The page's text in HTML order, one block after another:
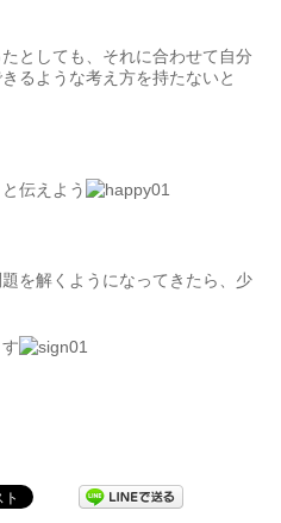
としても、それに合わせて自分
るような考え方を持たないと
伝えよう
を解くようになってきたら、少